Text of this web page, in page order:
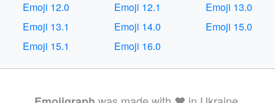
Emoji 12.0
Emoji 12.1
Emoji 13.0
Emoji 13.1
Emoji 14.0
Emoji 15.0
Emoji 15.1
Emoji 16.0